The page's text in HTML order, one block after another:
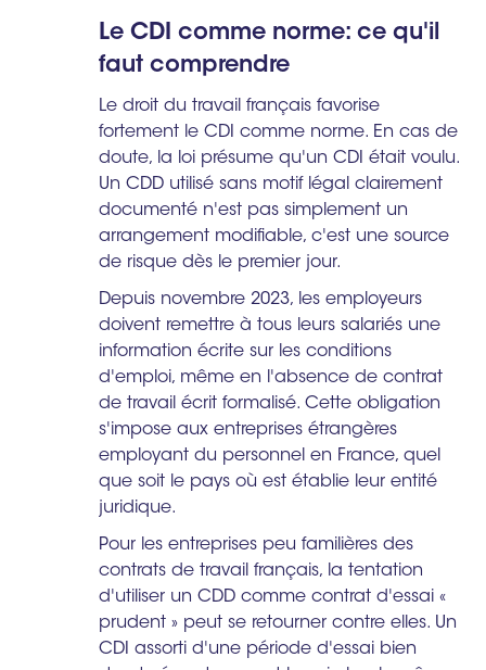
Le CDI comme norme: ce qu'il
faut comprendre
Le droit du travail français favorise
fortement le CDI comme norme. En cas de
doute, la loi présume qu'un CDI était voulu.
Un CDD utilisé sans motif légal clairement
documenté n'est pas simplement un
arrangement modifiable, c'est une source
de risque dès le premier jour.
Depuis novembre 2023, les employeurs
doivent remettre à tous leurs salariés une
information écrite sur les conditions
d'emploi, même en l'absence de contrat
de travail écrit formalisé. Cette obligation
s'impose aux entreprises étrangères
employant du personnel en France, quel
que soit le pays où est établie leur entité
juridique.
Pour les entreprises peu familières des
contrats de travail français, la tentation
d'utiliser un CDD comme contrat d'essai «
prudent » peut se retourner contre elles. Un
CDI assorti d'une période d'essai bien